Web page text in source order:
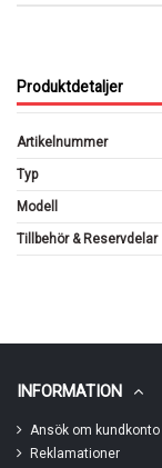
Produktdetaljer
Artikelnummer
Typ
Modell
Tillbehör & Reservdelar
INFORMATION
Ansök om kundkonto
Reklamationer